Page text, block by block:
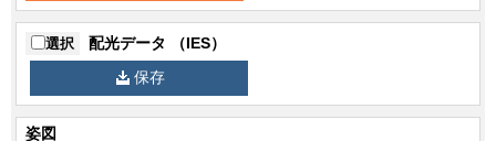
部品link1 LEET-41204W
部品数量1 1
部品link2 LEEM-40324L-WP-LS9
部品数量2
選択 配光データ （IES）
保存
姿図